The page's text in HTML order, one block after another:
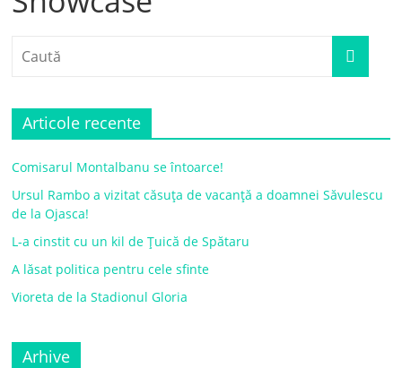
Articole recente
Comisarul Montalbanu se întoarce!
Ursul Rambo a vizitat căsuța de vacanță a doamnei Săvulescu
de la Ojasca!
L-a cinstit cu un kil de Țuică de Spătaru
A lăsat politica pentru cele sfinte
Vioreta de la Stadionul Gloria
Arhive